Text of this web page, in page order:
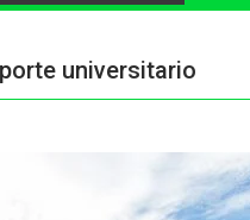
universitario